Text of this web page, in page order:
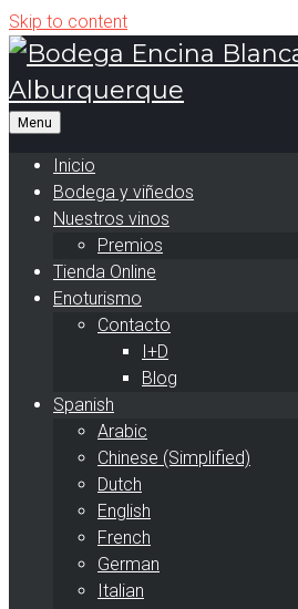
Skip to content
Inicio
Bodega y viñedos
Nuestros vinos
Premios
Tienda Online
Enoturismo
Contacto
I+D
Blog
Spanish
Arabic
Chinese (Simplified)
Dutch
English
French
German
Italian